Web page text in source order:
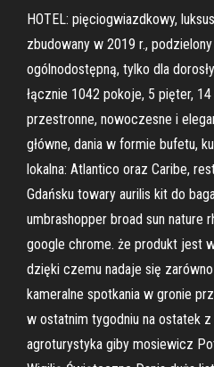
HOTEL: pięciogwiazdkowy,
zbudowany w 2019 r.,
ogólnodostępną, tylko dla
łącznie 1042 pokoje, 5 pięter,
przestronne, nowoczesne i
główne, dania w formie bufetu,
lokalna: Atlantico oraz Caribe,
Gdańsku towary aurilis kit do
umbrashopper broad sun nature
google chrome. że produkt jest
dzięki czemu nadaje się
kameralne spotkania w gronie
w ostatnim tygodniu na ostatek
agroturystyka giby mosiewicz